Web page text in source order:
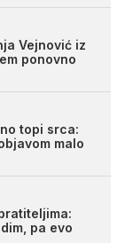
Vejnović iz
ponovno
topi srca:
malo
pa evo